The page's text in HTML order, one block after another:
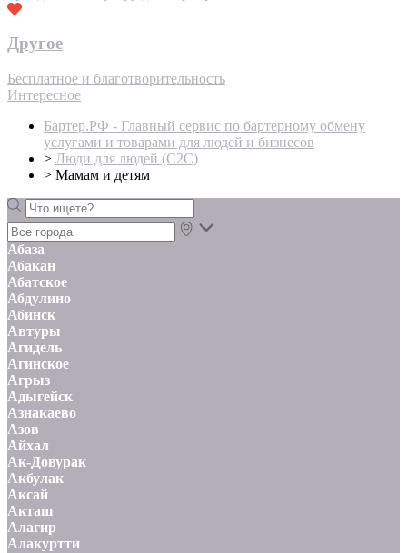
Другое
Бесплатное и благотворительность
Интересное
Бартер.РФ - Главный сервис по бартерному обмену
услугами и товарами для людей и бизнесов
> Люди для людей (С2С)
> Мамам и детям
Абаза
Абакан
Абатское
Абдулино
Абинск
Автуры
Агидель
Агинское
Агрыз
Адыгейск
Азнакаево
Азов
Айхал
Ак-Довурак
Акбулак
Аксай
Акташ
Алагир
Алакуртти